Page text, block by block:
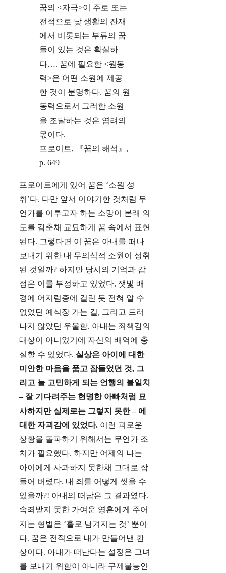
꿈의 <자극>이 주로 또는
전적으로 낮 생활의 잔재
에서 비롯되는 부류의 꿈
들이 있는 것은 확실하
다…. 꿈에 필요한 <원동
력>은 어떤 소원에 제공
한 것이 분명하다. 꿈의 원
동력으로서 그러한 소원
을 조달하는 것은 염려의
몫이다.
프로이트, 『꿈의 해석』,
p. 649
프로이트에게 있어 꿈은 ‘소원 성
취’다. 다만 앞서 이야기한 것처럼 무
언가를 이루고자 하는 소망이 본래 의
도를 감춘채 교묘하게 꿈 속에서 표현
된다. 그렇다면 이 꿈은 아내를 떠나
보내기 위한 내 무의식적 소원이 성취
된 것일까? 하지만 당시의 기억과 감
정은 이를 부정하고 있었다. 잿빛 배
경에 어지럼증에 걸린 듯 전혀 알 수
없었던 예식장 가는 길, 그리고 드러
나지 않았던 우울함. 아내는 죄책감의
대상이 아니었기에 자신의 배역에 충
실할 수 있었다. 실상은 아이에 대한
미안한 마음을 품고 잠들었던 것, 그
리고 늘 고민하게 되는 언행의 불일치
– 잘 기다려주는 현명한 아빠처럼 묘
사하지만 실제로는 그렇지 못한 – 에
대한 자괴감에 있었다. 이런 괴로운
상황을 돌파하기 위해서는 무언가 조
치가 필요했다. 하지만 어제의 나는
아이에게 사과하지 못한채 그대로 잠
들어 버렸다. 내 죄를 어떻게 씻을 수
있을까?! 아내의 떠남은 그 결과였다.
속죄받지 못한 가여운 영혼에게 주어
지는 형벌은 ‘홀로 남겨지는 것’ 뿐이
다. 꿈은 전적으로 내가 만들어낸 환
상이다. 아내가 떠난다는 설정은 그녀
를 보내기 위함이 아니라 구제불능인